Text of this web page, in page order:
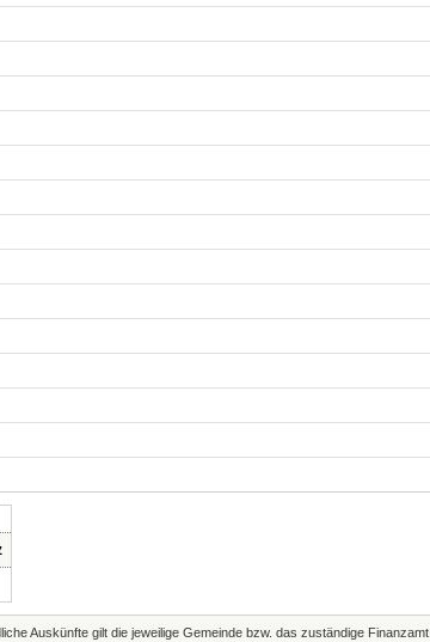
Auskünfte gilt die jeweilige Gemeinde bzw. das zuständige Finanzamt.